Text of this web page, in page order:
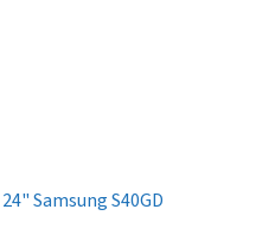
24" Samsung S40GD